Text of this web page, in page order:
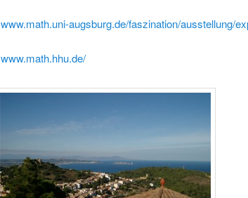
www.math.uni-augsburg.de/faszination/ausstellung/
www.math.hhu.de/